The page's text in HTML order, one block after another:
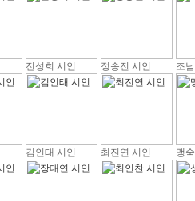
전성희 시인 정송전 시인 조
김인태 시인 최진연 시인 맹